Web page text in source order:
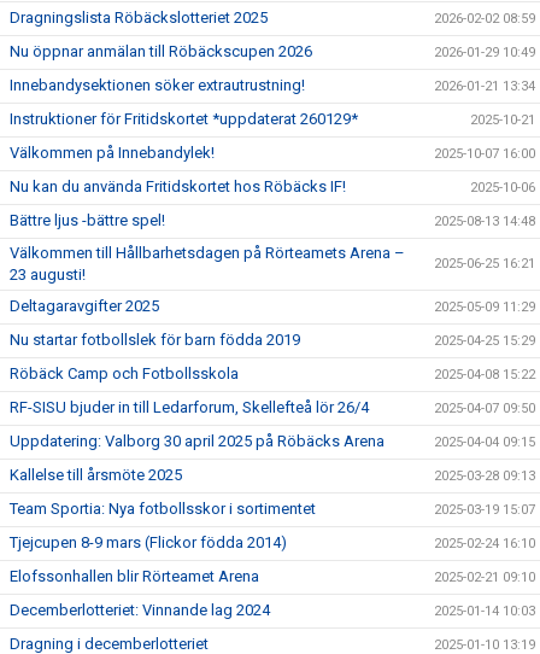
Dragningslista Röbäckslotteriet 2025 2026-02-02 08:59
Nu öppnar anmälan till Röbäckscupen 2026 2026-01-29 10:49
Innebandysektionen söker extrautrustning! 2026-01-21 13:34
Instruktioner för Fritidskortet *uppdaterat 260129* 2025-10-21
Välkommen på Innebandylek! 2025-10-07 16:00
Nu kan du använda Fritidskortet hos Röbäcks IF! 2025-10-06
Bättre ljus -bättre spel! 2025-08-13 14:48
Välkommen till Hållbarhetsdagen på Rörteamets Arena –
23 augusti!
2025-06-25 16:21
Deltagaravgifter 2025 2025-05-09 11:29
Nu startar fotbollslek för barn födda 2019 2025-04-25 15:29
Röbäck Camp och Fotbollsskola 2025-04-08 15:22
RF-SISU bjuder in till Ledarforum, Skellefteå lör 26/4 2025-04-07 09:50
Uppdatering: Valborg 30 april 2025 på Röbäcks Arena 2025-04-04 09:15
Kallelse till årsmöte 2025 2025-03-28 09:13
Team Sportia: Nya fotbollsskor i sortimentet 2025-03-19 15:07
Tjejcupen 8-9 mars (Flickor födda 2014) 2025-02-24 16:10
Elofssonhallen blir Rörteamet Arena 2025-02-21 09:10
Decemberlotteriet: Vinnande lag 2024 2025-01-14 10:03
Dragning i decemberlotteriet 2025-01-10 13:19